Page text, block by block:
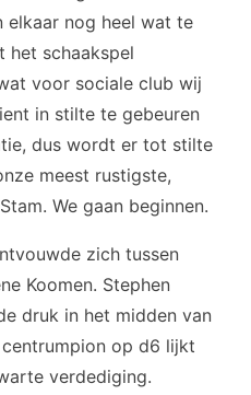
elkaar nog heel wat te
het schaakspel
voor sociale club wij
in stilte te gebeuren
dus wordt er tot stilte
meest rustigste,
We gaan beginnen.
zich tussen
Koomen. Stephen
druk in het midden van
op d6 lijkt
verdediging.